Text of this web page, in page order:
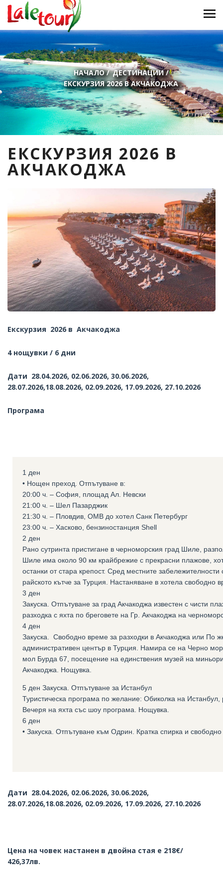
НАЧАЛО/ ДЕСТИНАЦИИ/
ЕКСКУРЗИЯ 2026 В АКЧАКОДЖА
ЕКСКУРЗИЯ 2026 В
АКЧАКОДЖА
Екскурзия 2026 в Акчакоджа
4 нощувки / 6 дни
Дати 28.04.2026, 02.06.2026, 30.06.2026,
28.07.2026,18.08.2026, 02.09.2026, 17.09.2026, 27.10.2026
Програма
1 ден
• Нощен преход. Отпътуване в:
20:00 ч. – София, площад Ал. Невски
21:00 ч. – Шел Пазарджик
21:30 ч. – Пловдив, ОМВ до хотел Санк Петербург
23:00 ч. – Хасково, бензиностанция Shell
2 ден
Рано сутринта пристигане в черноморския град Шиле,
Шиле има около 90 км крайбрежие с прекрасни плажове,
останки от стара крепост. Сред местните
райското кътче за Турция. Настаняване в хотела свободно
3 ден
Закуска. Отпътуване за град Акчакоджа известен с чисти
разходка с яхта по бреговете на Гр. Акчакоджа на
4 ден
Закуска. Свободно време за разходки в Акчакоджа или По
административен център в Турция. Намира се на Черно
мол Бурда 67, посещение на единствения музей на
Акчакоджа. Нощувка.
5 ден Закуска. Отпътуване за Истанбул
Туристическа програма по желание: Обиколка на
Вечеря на яхта със шоу програма. Нощувка.
6 ден
• Закуска. Отпътуване към Одрин. Кратка спирка и
Дати 28.04.2026, 02.06.2026, 30.06.2026,
28.07.2026,18.08.2026, 02.09.2026, 17.09.2026, 27.10.2026
Цена на човек настанен в двойна стая е 218€/
426,37лв.